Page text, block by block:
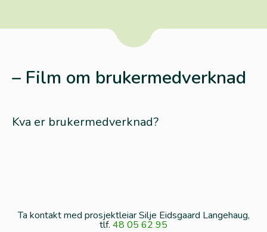
– Film om brukermedverknad
Kva er brukermedverknad?
Ta kontakt med prosjektleiar Silje Eidsgaard Langehaug,
tlf. 48 05 62 95